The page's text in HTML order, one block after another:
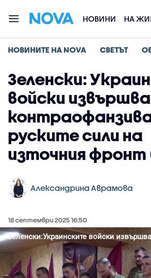
НОВИНИ НА
НОВИНИТЕ НА NOVA СВЕТЪТ
Зеленски:
войски
руските сили на
източния фронт
Александрина Аврамова
18 септември 2025 16:50